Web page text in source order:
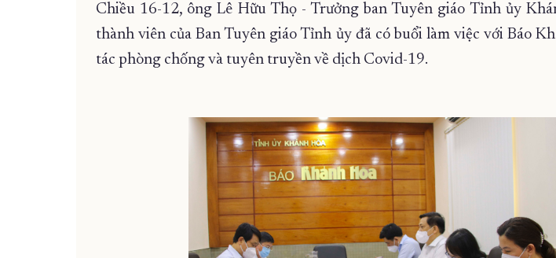
Chiều 16-12, ông Lê Hữu Thọ - Trưởng ban Tuyên giáo Tỉnh ủy
thành viên của Ban Tuyên giáo Tỉnh ủy đã có buổi làm việc với Báo
tác phòng chống và tuyên truyền về dịch Covid-19.